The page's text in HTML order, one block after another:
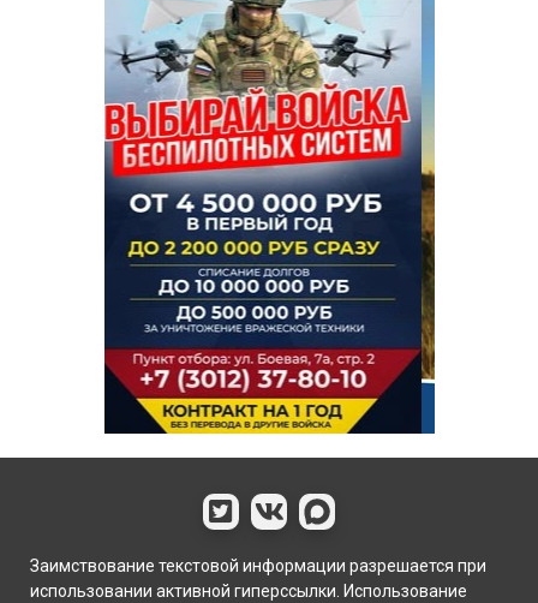
Заимствование текстовой информации разрешается при
использовании активной гиперссылки. Использование